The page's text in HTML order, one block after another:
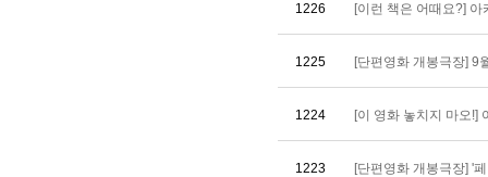
1226 [이런 책은 어때요?]
1225 [단편영화 개봉극장] 9
1224 [이 영화 놓치지 마오!]
1223 [단편영화 개봉극장] '